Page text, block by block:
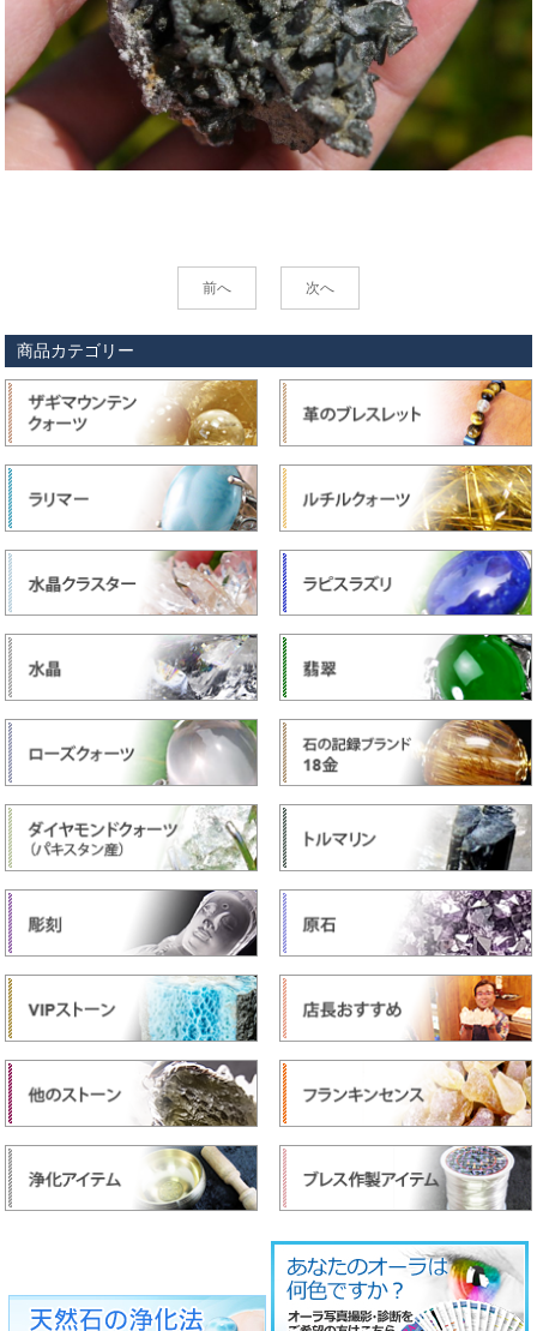
前へ 次へ
商品カテゴリー